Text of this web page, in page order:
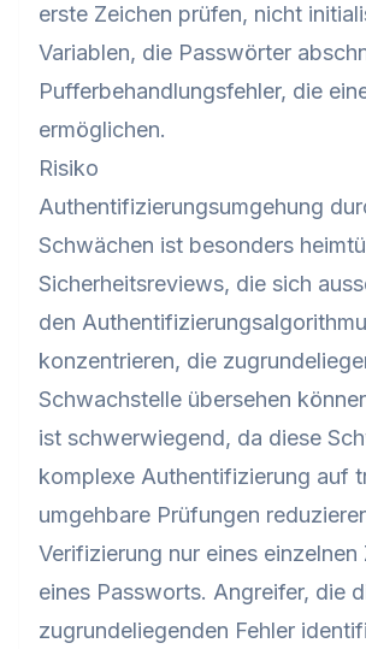
erste Zeichen prüfen, nicht
Variablen, die Passwörter
Pufferbehandlungsfehler, die
ermöglichen.
Risiko
Authentifizierungsumgehung
Schwächen ist besonders
Sicherheitsreviews, die sich
den
konzentrieren, die
Schwachstelle übersehen
ist schwerwiegend, da diese
komplexe Authentifizierung auf
umgehbare Prüfungen
Verifizierung nur eines einzelnen
eines Passworts. Angreifer, die
zugrundeliegenden Fehler